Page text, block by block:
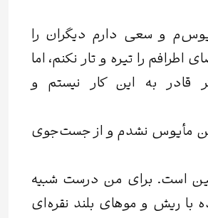
و سعی دارم دیگران را
اطرافم را تیره ‌و ‌تار نکنم، اما
قادر به این کار نیستم و
من مأیوس نشدم و از جست‌‌جوی
است. برای من درست شبیه
با ریش‌ و موهای بلند نقره‌ای